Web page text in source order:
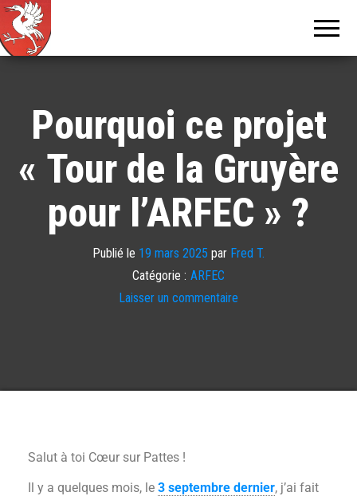
Gruyère
Pourquoi ce projet
« Tour de la Gruyère
pour l’ARFEC » ?
Publié le 19 mars 2025 par Fred T.
Catégorie : ARFEC
Laisser un commentaire
Salut à toi Cœur sur Pattes !
Il y a quelques mois, le 3 septembre dernier, j’ai fait